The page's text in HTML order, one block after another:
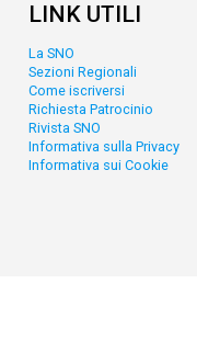
LINK UTILI
La SNO
Sezioni Regionali
Come iscriversi
Richiesta Patrocinio
Rivista SNO
Informativa sulla Privacy
Informativa sui Cookie